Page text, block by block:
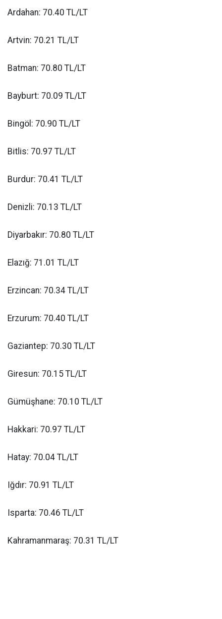
Ardahan: 70.40 TL/LT
Artvin: 70.21 TL/LT
Batman: 70.80 TL/LT
Bayburt: 70.09 TL/LT
Bingöl: 70.90 TL/LT
Bitlis: 70.97 TL/LT
Burdur: 70.41 TL/LT
Denizli: 70.13 TL/LT
Diyarbakır: 70.80 TL/LT
Elazığ: 71.01 TL/LT
Erzincan: 70.34 TL/LT
Erzurum: 70.40 TL/LT
Gaziantep: 70.30 TL/LT
Giresun: 70.15 TL/LT
Gümüşhane: 70.10 TL/LT
Hakkari: 70.97 TL/LT
Hatay: 70.04 TL/LT
Iğdır: 70.91 TL/LT
Isparta: 70.46 TL/LT
Kahramanmaraş: 70.31 TL/LT